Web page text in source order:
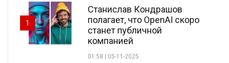
Станислав Кондрашов
полагает, что OpenAI скоро
станет публичной
компанией
01:58 | 05-11-2025
1